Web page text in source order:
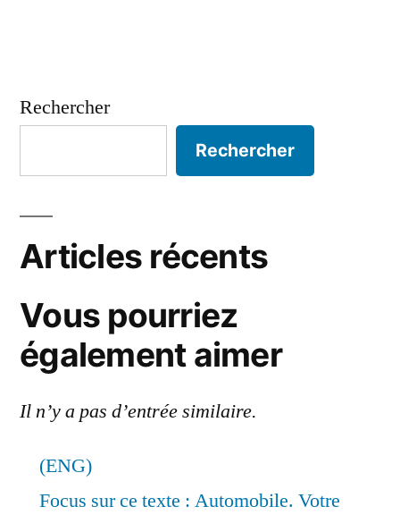
Rechercher
Rechercher
Articles récents
Vous pourriez
également aimer
Il n’y a pas d’entrée similaire.
(ENG)
Focus sur ce texte : Automobile. Votre